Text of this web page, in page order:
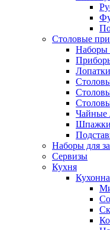
Столовые
Наборы
Чайные
Шпажки
Наборы для
Сервизы
Кухня